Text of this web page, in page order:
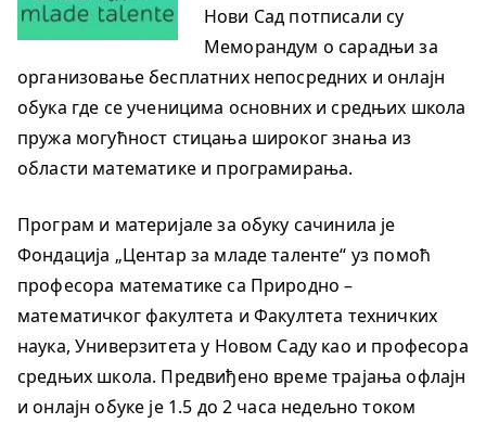
Нови Сад потписали су
Меморандум о сарадњи за
организовање бесплатних непосредних и онлајн
обука где се ученицима основних и средњих школа
пружа могућност стицања широког знања из
области математике и програмирања.
Програм и материјале за обуку сачинила је
Фондација „Центар за младе таленте“ уз помоћ
професора математике са Природно –
математичког факултета и Факултета техничких
наука, Универзитета у Новом Саду као и професора
средњих школа. Предвиђено време трајања офлајн
и онлајн обуке је 1.5 до 2 часа недељно током